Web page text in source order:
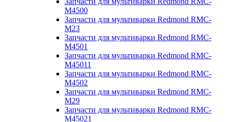
M4500
Запчасти для мультиварки Redmond RMC-
M23
Запчасти для мультиварки Redmond RMC-
M4501
Запчасти для мультиварки Redmond RMC-
M45011
Запчасти для мультиварки Redmond RMC-
M4502
Запчасти для мультиварки Redmond RMC-
M29
Запчасти для мультиварки Redmond RMC-
M45021